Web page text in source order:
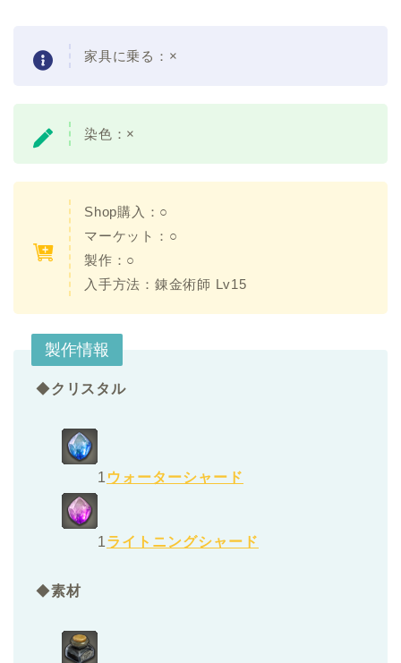
家具に乗る：×
染色： ×
Shop購入：○
マーケット：○
製作：○
入手方法： 錬金術師 Lv15
製作情報
◆クリスタル
1 ウォーターシャード
1ライトニングシャード
◆素材